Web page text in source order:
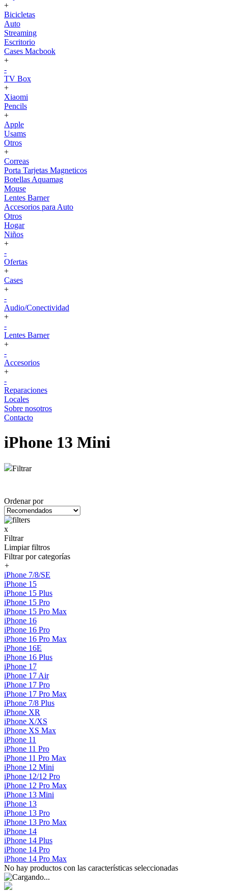
+
Bicicletas
Auto
Streaming
Escritorio
Cases Macbook
+
-
TV Box
+
Xiaomi
Pencils
+
Apple
Usams
Otros
+
Correas
Porta Tarjetas Magneticos
Botellas Aquamag
Mouse
Lentes Barner
Accesorios para Auto
Otros
Hogar
Niños
+
-
Ofertas
+
Cases
+
-
Audio/Conectividad
+
-
Lentes Barner
+
-
Accesorios
+
-
Reparaciones
Locales
Sobre nosotros
Contacto
iPhone 13 Mini
Filtrar
Ordenar por
x
Filtrar
Limpiar filtros
Filtrar por categorías
+
iPhone 7/8/SE
iPhone 15
iPhone 15 Plus
iPhone 15 Pro
iPhone 15 Pro Max
iPhone 16
iPhone 16 Pro
iPhone 16 Pro Max
iPhone 16E
iPhone 16 Plus
iPhone 17
iPhone 17 Air
iPhone 17 Pro
iPhone 17 Pro Max
iPhone 7/8 Plus
iPhone XR
iPhone X/XS
iPhone XS Max
iPhone 11
iPhone 11 Pro
iPhone 11 Pro Max
iPhone 12 Mini
iPhone 12/12 Pro
iPhone 12 Pro Max
iPhone 13 Mini
iPhone 13
iPhone 13 Pro
iPhone 13 Pro Max
iPhone 14
iPhone 14 Plus
iPhone 14 Pro
iPhone 14 Pro Max
No hay productos con las características seleccionadas